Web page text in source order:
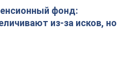
фонд:
из-за исков, но